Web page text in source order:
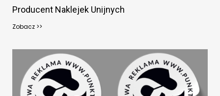
Producent Naklejek Unijnych
Zobacz >>